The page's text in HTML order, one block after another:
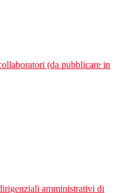
(da pubblicare in
amministrativi di